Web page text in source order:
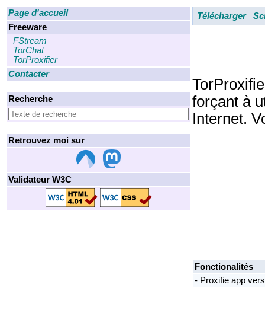
Page d'accueil
Freeware
FStream
TorChat
TorProxifier
Contacter
Recherche
Retrouvez moi sur
Validateur W3C
Télécharger
forçant à
Internet.
Fonctionalités
- Proxifie app